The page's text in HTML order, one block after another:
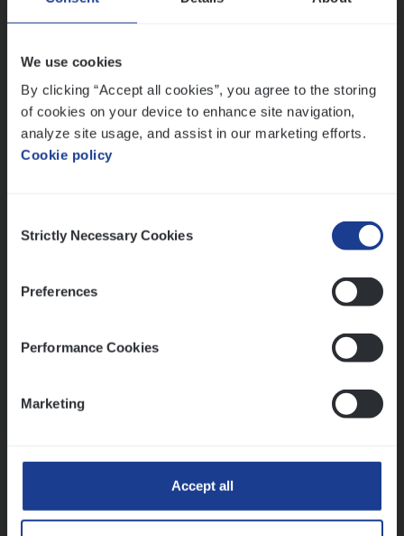
We use cookies
By clicking “Accept all cookies”, you agree to the storing
of cookies on your device to enhance site navigation,
analyze site usage, and assist in our marketing efforts.
Cookie policy
Selection
Strictly Necessary Cookies
Preferences
Performance Cookies
Marketing
Accept all
Lees onze verhalen
humor
werk